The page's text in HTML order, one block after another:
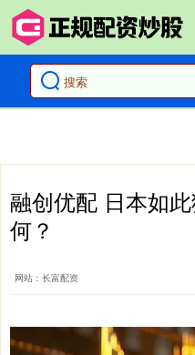
融创优配 日本如
何？
网站：长富配资